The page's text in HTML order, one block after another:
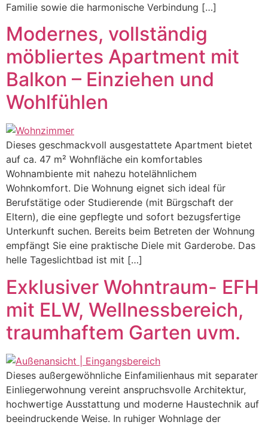
Familie sowie die harmonische Verbindung […]
Modernes, vollständig
möbliertes Apartment mit
Balkon – Einziehen und
Wohlfühlen
Dieses geschmackvoll ausgestattete Apartment bietet
auf ca. 47 m² Wohnfläche ein komfortables
Wohnambiente mit nahezu hotelähnlichem
Wohnkomfort. Die Wohnung eignet sich ideal für
Berufstätige oder Studierende (mit Bürgschaft der
Eltern), die eine gepflegte und sofort bezugsfertige
Unterkunft suchen. Bereits beim Betreten der Wohnung
empfängt Sie eine praktische Diele mit Garderobe. Das
helle Tageslichtbad ist mit […]
Exklusiver Wohntraum- EFH
mit ELW, Wellnessbereich,
traumhaftem Garten uvm.
Dieses außergewöhnliche Einfamilienhaus mit separater
Einliegerwohnung vereint anspruchsvolle Architektur,
hochwertige Ausstattung und moderne Haustechnik auf
beeindruckende Weise. In ruhiger Wohnlage der